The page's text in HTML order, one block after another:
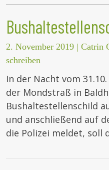
2. November 2019 | Catrin
schreiben
In der Nacht vom
der Mondstraß in
Bushaltestellenschild
und anschließend auf
die Polizei meldet, soll